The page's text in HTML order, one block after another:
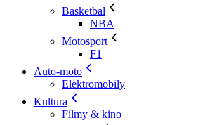
Basketbal
NBA
Motosport
F1
Auto-moto
Elektromobily
Kultura
Filmy & kino